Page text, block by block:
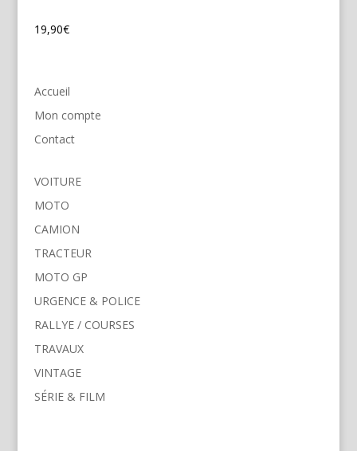
19,90€
Accueil
Mon compte
Contact
VOITURE
MOTO
CAMION
TRACTEUR
MOTO GP
URGENCE & POLICE
RALLYE / COURSES
TRAVAUX
VINTAGE
SÉRIE & FILM